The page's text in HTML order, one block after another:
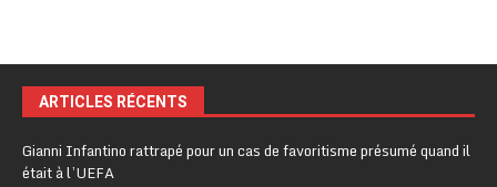
ARTICLES RÉCENTS
Gianni Infantino rattrapé pour un cas de favoritisme présumé quand il
était à l’UEFA